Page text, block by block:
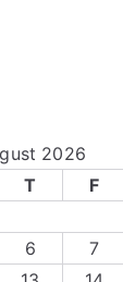
2026
T F
6 7